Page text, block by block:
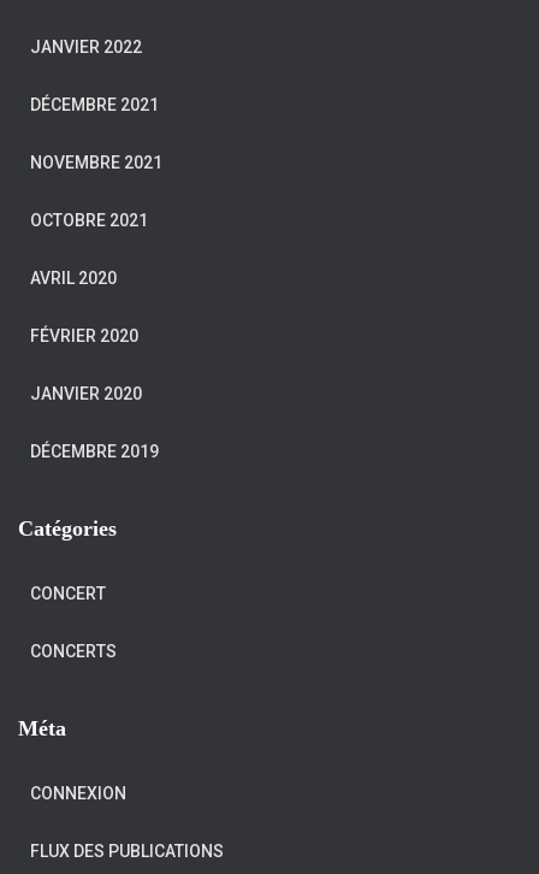
JANVIER 2022
DÉCEMBRE 2021
NOVEMBRE 2021
OCTOBRE 2021
AVRIL 2020
FÉVRIER 2020
JANVIER 2020
DÉCEMBRE 2019
Catégories
CONCERT
CONCERTS
Méta
CONNEXION
FLUX DES PUBLICATIONS